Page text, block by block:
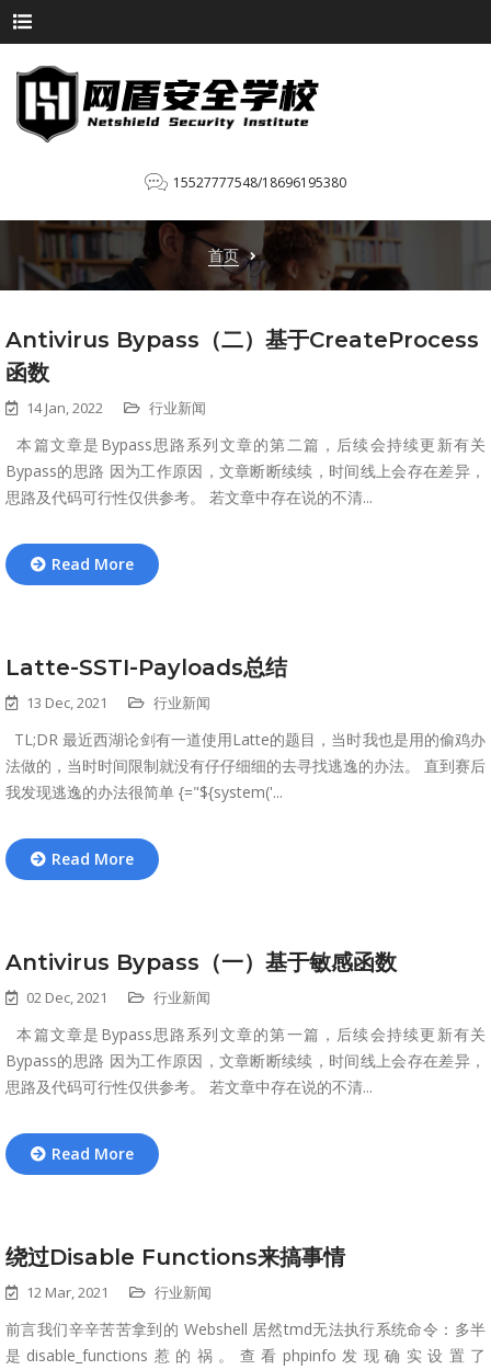
15527777548/18696195380
首页
Antivirus Bypass（二）基于CreateProcess
函数
14 Jan, 2022 行业新闻
本篇文章是Bypass思路系列文章的第二篇，后续会持续更新有关
Bypass的思路 因为工作原因，文章断断续续，时间线上会存在差异，
思路及代码可行性仅供参考。 若文章中存在说的不清...
Read More
Latte-SSTI-Payloads总结
13 Dec, 2021 行业新闻
TL;DR 最近西湖论剑有一道使用Latte的题目，当时我也是用的偷鸡办
法做的，当时时间限制就没有仔仔细细的去寻找逃逸的办法。 直到赛后
我发现逃逸的办法很简单 {="${system('...
Read More
Antivirus Bypass（一）基于敏感函数
02 Dec, 2021 行业新闻
本篇文章是Bypass思路系列文章的第一篇，后续会持续更新有关
Bypass的思路 因为工作原因，文章断断续续，时间线上会存在差异，
思路及代码可行性仅供参考。 若文章中存在说的不清...
Read More
绕过Disable Functions来搞事情
12 Mar, 2021 行业新闻
前言我们辛辛苦苦拿到的 Webshell 居然tmd无法执行系统命令：多半
是disable_functions惹的祸。查看phpinfo发现确实设置了